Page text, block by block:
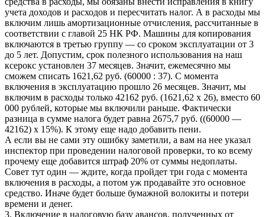
учета доходов и расходов и пересчитать налог. А в расходы мы
включим лишь амортизационные отчисления, рассчитанные в
соответствии с главой 25 НК РФ. Машины для копирования
включаются в третью группу — со сроком эксплуатации от 3
до 5 лет. Допустим, срок полезного использования на наш
ксерокс установлен 37 месяцев. Значит, ежемесячно мы
сможем списать 1621,62 руб. (60000 : 37). С момента
включения в эксплуатацию прошло 26 месяцев. Значит, мы
включим в расходы только 42162 руб. (1621,62 х 26), вместо 60
000 рублей, которые мы включили раньше. Фактически
разница в сумме налога будет равна 2675,7 руб. ((60000 —
42162) х 15%). К этому еще надо добавить пени.
А если вы не сами эту ошибку заметили, а вам на нее указал
инспектор при проведении налоговой проверки, то ко всему
прочему еще добавится штраф 20% от суммы недоплаты.
Совет тут один — ждите, когда пройдет три года с момента
включения в расходы, а потом уж продавайте это основное
средство. Иначе будет больше бумажной волокиты и потери
времени и денег.
3. Включение в налоговую базу авансов, полученных от